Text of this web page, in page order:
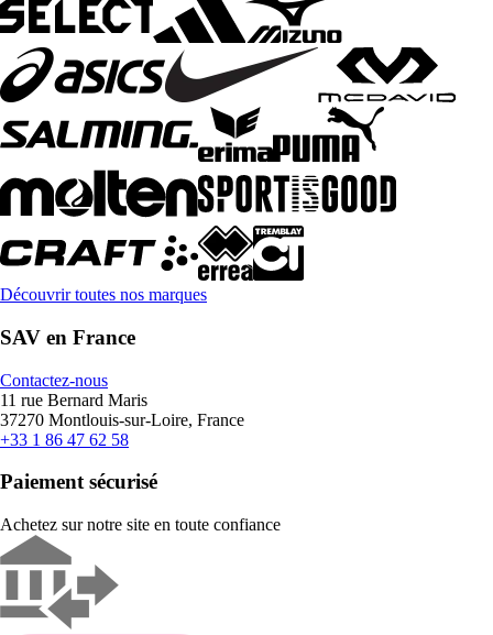
Découvrir toutes nos marques
SAV en France
Contactez-nous
11 rue Bernard Maris
37270 Montlouis-sur-Loire, France
+33 1 86 47 62 58
Paiement sécurisé
Achetez sur notre site en toute confiance